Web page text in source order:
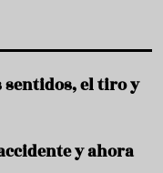
sentidos, el tiro y
y ahora